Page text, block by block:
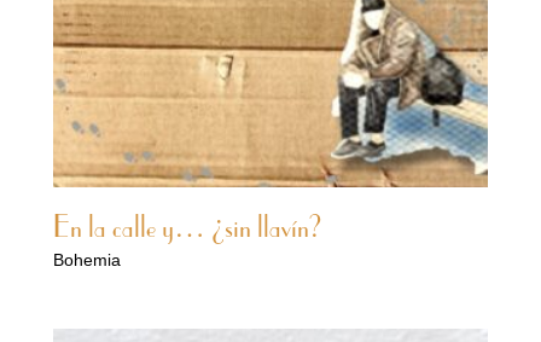
En la calle y… ¿sin llavín?
Bohemia